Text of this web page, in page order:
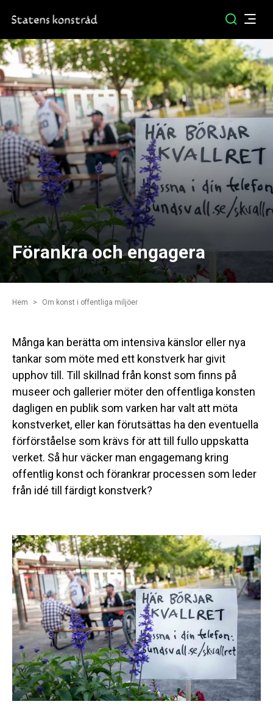
Förankra och engagera
Hem Om konst i offentliga miljöer
Många kan berätta om intensiva känslor eller nya
tankar som möte med ett konstverk har givit
upphov till. Till skillnad från konst som finns på
museer och gallerier möter den offentliga konsten
dagligen en publik som varken har valt att möta
konstverket, eller kan förutsättas ha den eventuella
förförståelse som krävs för att till fullo uppskatta
verket. Så hur väcker man engagemang kring
offentlig konst och förankrar processen som leder
från idé till färdigt konstverk?